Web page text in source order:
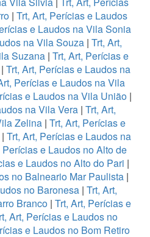
| Trt, Art, Perícias e Laudos
e Laudos na Vila Sonia
na Vila Souza | Trt, Art,
Suzana | Trt, Art, Perícias e
Trt, Art, Perícias e Laudos na
Perícias e Laudos na Vila
e Laudos na Vila União|
na Vila Vera| Trt, Art,
Zelina | Trt, Art, Perícias e
Trt, Art, Perícias e Laudos na
Perícias e Laudos no Alto de
e Laudos no Alto do Pari |
no Balneario Mar Paulista |
no Baronesa| Trt, Art,
Branco| Trt, Art, Perícias e
Art, Perícias e Laudos no
e Laudos no Bom Retiro